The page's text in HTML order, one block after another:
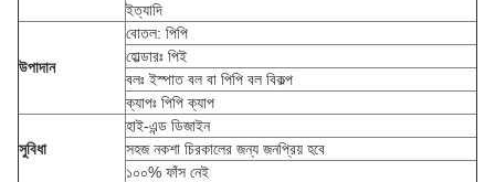
ইত্যাদি
উপাদান
বোতল: পিপি
হোল্ডারঃ পিই
বলঃ ইস্পাত বল বা পিপি বল বিকল্প
ক্যাপঃ পিপি ক্যাপ
সুবিধা
হাই-এন্ড ডিজাইন
সহজ নকশা চিরকালের জন্য জনপ্রিয় হবে
১০০% ফাঁস নেই